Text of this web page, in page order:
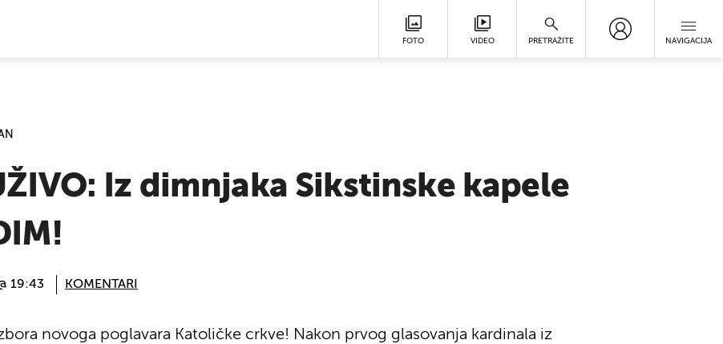
FOTO VIDEO PRETRAŽITE NAVIGACIJA
Iz dimnjaka Sikstinske kapele
19:43 KOMENTARI
novoga poglavara Katoličke crkve! Nakon prvog glasovanja kardinala iz